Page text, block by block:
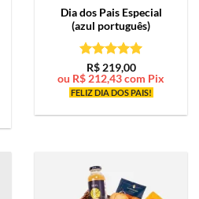
Dia dos Pais Especial
(azul português)
Avaliação5
de 5
R$219,00
ou R$212,43com Pix
FELIZ DIA DOS PAIS!